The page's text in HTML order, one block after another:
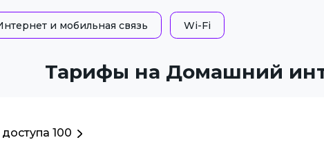
и мобильная связь Wi-Fi
Тарифы на Домашний
100